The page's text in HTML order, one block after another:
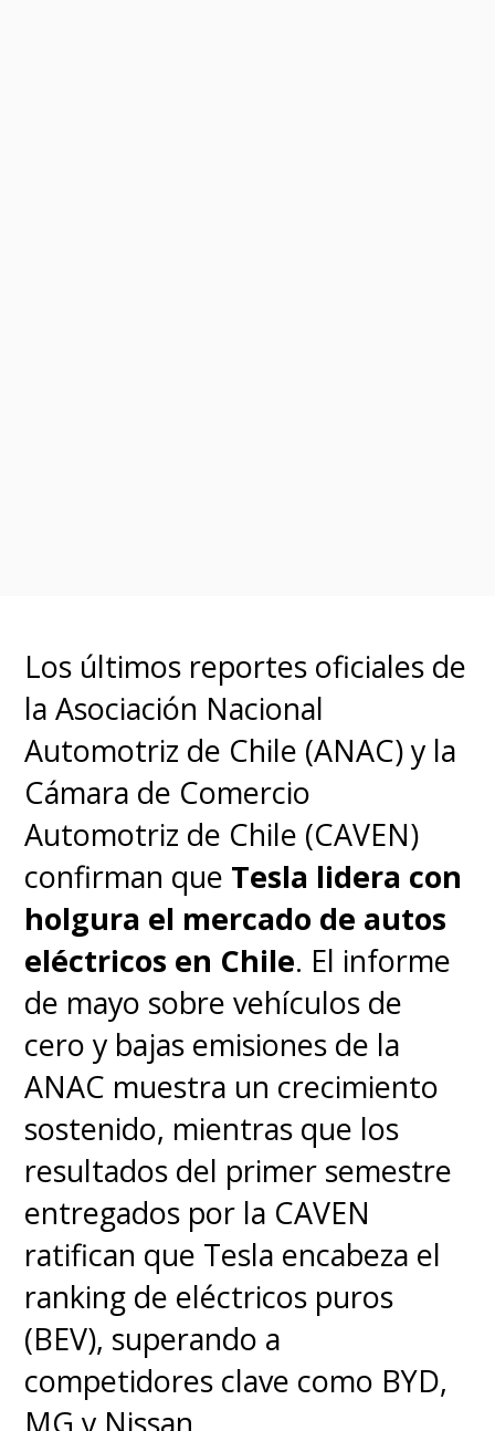
debido a que los bomberos no
pudieron ingresar
rápidamente a socorrerlo
producto de la inacción de las
manillas tras el accidente que
protagonizó.
La normativa establece quelos
modelos ya aprobados para su
lanzamiento tendrán un plazo
adicional de dos años para
cumplir con la nueva
exigencia , lo que significa que
la transición será gradual pero
inevitable. Este cambio no solo
impactará a las marcas locales,
sino también a las
internacionales que
comercializan sus autos en el
Los últimos reportes oficiales de
la Asociación Nacional
Automotriz de Chile (ANAC) y la
Cámara de Comercio
Automotriz de Chile (CAVEN)
confirman que Tesla lidera con
holgura el mercado de autos
eléctricos en Chile. El informe
de mayo sobre vehículos de
cero y bajas emisiones de la
ANAC muestra un crecimiento
sostenido, mientras que los
resultados del primer semestre
entregados por la CAVEN
ratifican que Tesla encabeza el
ranking de eléctricos puros
(BEV), superando a
competidores clave como BYD,
MG y Nissan.